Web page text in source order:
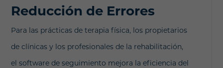
Reducción de Errores
Para las prácticas de terapia física, los propietarios
de clínicas y los profesionales de la rehabilitación,
el software de seguimiento mejora la eficiencia del